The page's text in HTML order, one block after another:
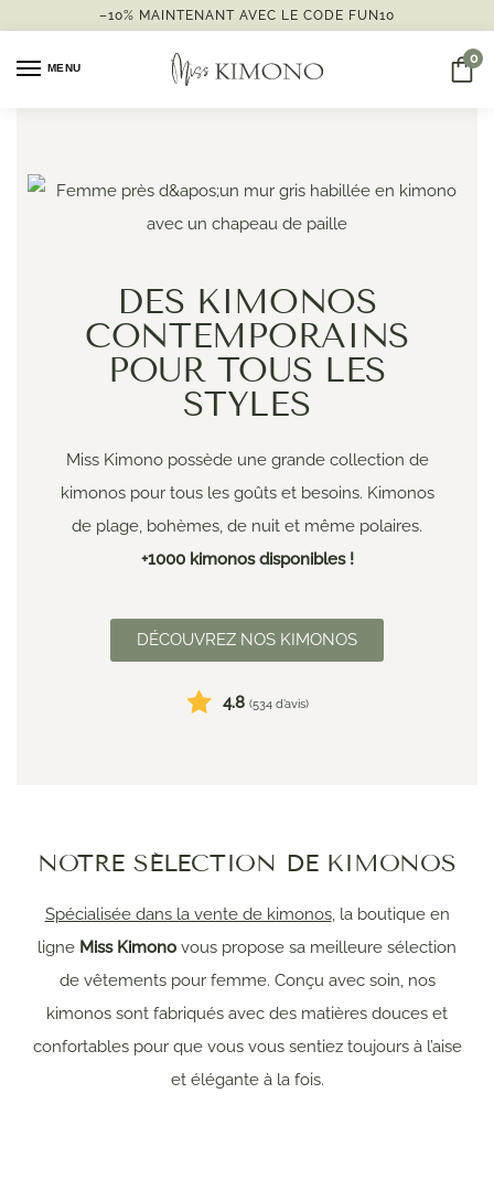
–10% MAINTENANT AVEC LE CODE FUN10
MENU
0
DES KIMONOS
CONTEMPORAINS
POUR TOUS LES
STYLES
Miss Kimono possède une grande collection de
kimonos pour tous les goûts et besoins. Kimonos
de plage, bohèmes, de nuit et même polaires.
+1000 kimonos disponibles !
DÉCOUVREZ NOS KIMONOS
4.8 (534 d’avis)
NOTRE SÉLECTION DE KIMONOS
Spécialisée dans la vente de kimonos, la boutique en
ligne Miss Kimono vous propose sa meilleure sélection
de vêtements pour femme. Conçu avec soin, nos
kimonos sont fabriqués avec des matières douces et
confortables pour que vous vous sentiez toujours à l’aise
et élégante à la fois.